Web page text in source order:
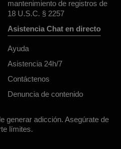
mantenimiento de registros de
18 U.S.C. § 2257
Asistencia Chat en directo
Ayuda
Asistencia 24h/7
Contáctenos
Denuncia de contenido
generar adicción. Asegúrate de
límites.